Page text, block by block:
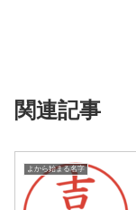
関連記事
よから始まる名字